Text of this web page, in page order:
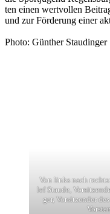
ten einen wert­vol­len
und zur För­de­rung einer
Photo: Gün­ther Stau­din­ger
Von links nach
lef Staude,
ger, Vor­sit­zen­der